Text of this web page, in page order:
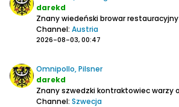
darekd
Znany wiedeński browar restauracyjny
Channel: Austria
2026-08-03, 00:47
Omnipollo, Pilsner
darekd
Channel: Szwecja